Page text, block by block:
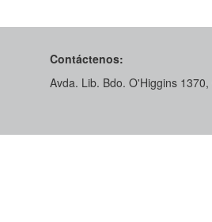
Contáctenos:
Avda. Lib. Bdo. O'Higgins